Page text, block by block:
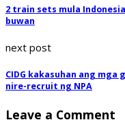
2 train sets mula
buwan
next post
CIDG kakasuhan ang mga
nire-recruit ng NPA
Leave a Comment